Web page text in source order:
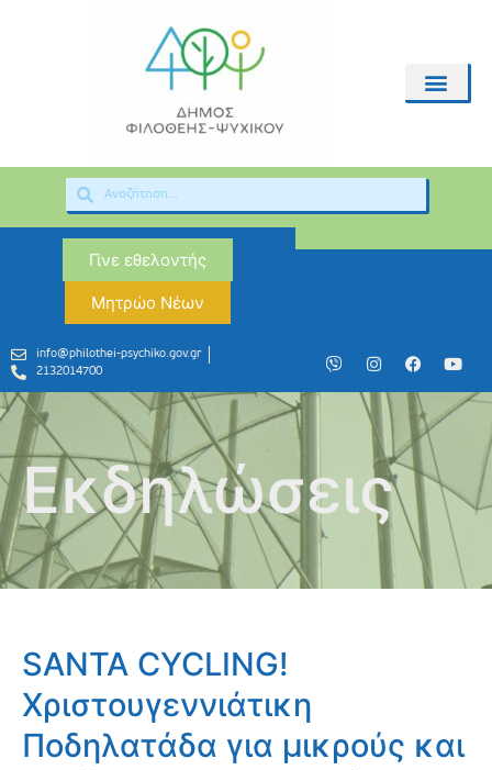
Γίνε εθελοντής
Μητρώο Νέων
info@philothei-psychiko.gov.gr
2132014700
Εκδηλώσεις
SANTA CYCLING!
Χριστουγεννιάτικη
Ποδηλατάδα για μικρούς και